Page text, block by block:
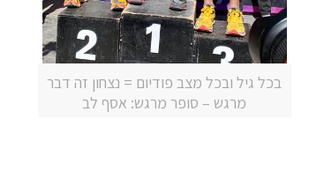
בכל גיל ובכל מצב פודיום = נצחון זה דבר
מרגש – סופר מרגש: אסף לב